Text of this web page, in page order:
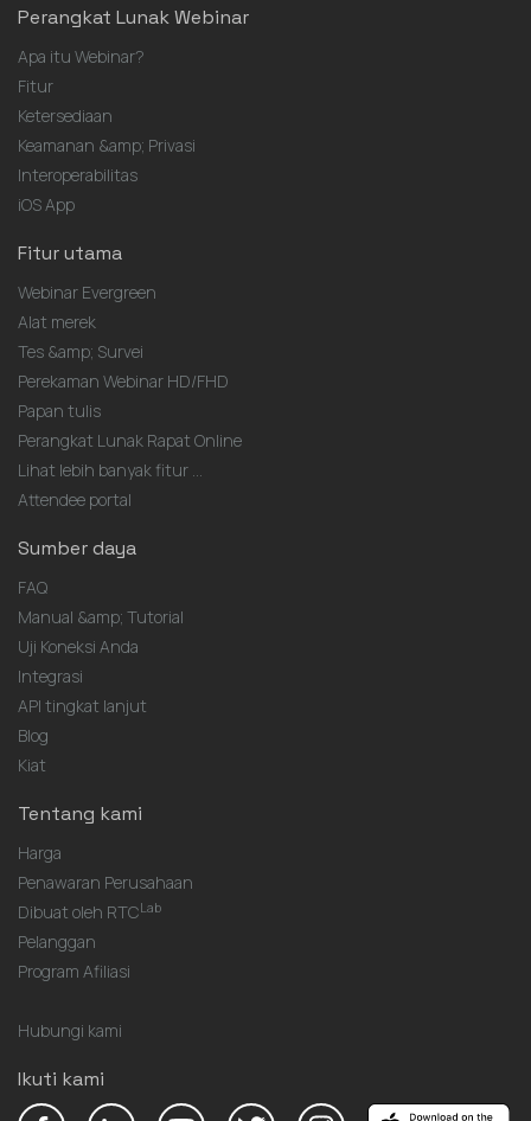
Perangkat Lunak Webinar
Apa itu Webinar?
Fitur
Ketersediaan
Keamanan &amp; Privasi
Interoperabilitas
iOS App
Fitur utama
Webinar Evergreen
Alat merek
Tes &amp; Survei
Perekaman Webinar HD/FHD
Papan tulis
Perangkat Lunak Rapat Online
Lihat lebih banyak fitur ...
Attendee portal
Sumber daya
FAQ
Manual &amp; Tutorial
Uji Koneksi Anda
Integrasi
API tingkat lanjut
Blog
Kiat
Tentang kami
Harga
Penawaran Perusahaan
Dibuat oleh RTCLab
Pelanggan
Program Afiliasi
Hubungi kami
Ikuti kami